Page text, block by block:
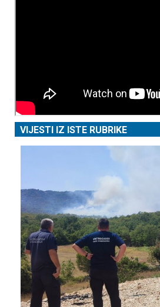
VIJESTI IZ ISTE RUBRIKE